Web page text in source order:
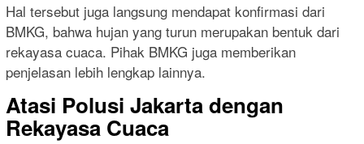
Hal tersebut juga langsung mendapat konfirmasi dari
BMKG, bahwa hujan yang turun merupakan bentuk dari
rekayasa cuaca. Pihak BMKG juga memberikan
penjelasan lebih lengkap lainnya.
Atasi Polusi Jakarta dengan
Rekayasa Cuaca